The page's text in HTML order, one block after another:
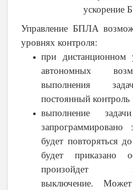
ускорение
Управление БПЛА
уровнях контроля:
при дистанционном
автономных
выполнения
постоянный контроль
выполнение
запрограммировано
будет повторяться
будет приказано
произойдет
выключение.